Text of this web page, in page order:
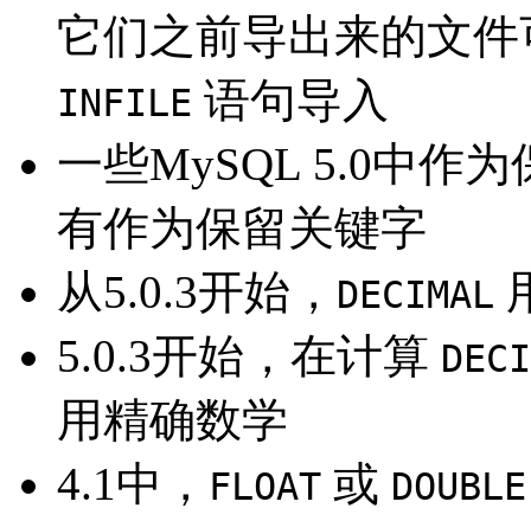
它们之前导出来的文
INFILE 语句导入
一些MySQL 5.0中作
有作为保留关键字
从5.0.3开始， DECIMAL
5.0.3开始，在计算
用精确数学
4.1中， FLOAT 或 DOUBLE